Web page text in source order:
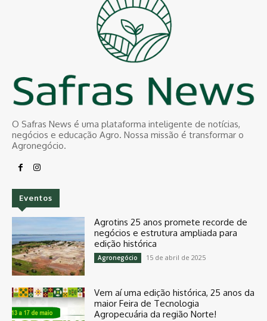
O Safras News é uma plataforma inteligente de notícias,
negócios e educação Agro. Nossa missão é transformar o
Agronegócio.
Eventos
Agrotins 25 anos promete recorde de
negócios e estrutura ampliada para
edição histórica
Agronegócio 15 de abril de 2025
Vem aí uma edição histórica, 25 anos da
maior Feira de Tecnologia
Agropecuária da região Norte!